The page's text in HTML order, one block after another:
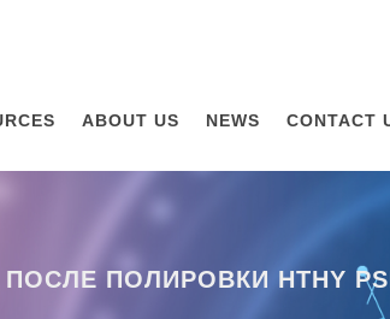
ABOUT US NEWS CONTACT
ПОЛИРОВКИ HTHY